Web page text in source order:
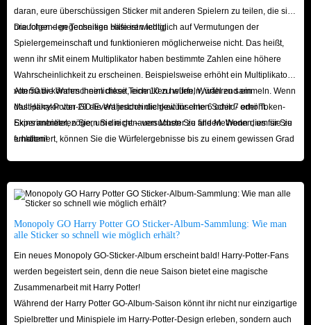
daran, eure überschüssigen Sticker mit anderen Spielern zu teilen, die sie
brauchen – gegenseitige Hilfe ist wichtig.
Die folgenden Techniken basieren lediglich auf Vermutungen der
Spielergemeinschaft und funktionieren möglicherweise nicht. Das heißt,
wenn ihr sMit einem Multiplikator haben bestimmte Zahlen eine höhere
Wahrscheinlichkeit zu erscheinen. Beispielsweise erhöht ein Multiplikator
von 50 die Wahrscheinlichkeit, eine 10 zu würfeln, während ein
Multiplikator von 20 die Wahrscheinlichkeit für eine 6 oder 7 erhöht.
Experimentieren Sie, um die genauen Muster zu finden. Wenn dies für Sie
funktioniert, können Sie die Würfelergebnisse bis zu einem gewissen Grad
Alternativ können Ihnen diese Techniken helfen, Würfel zu sammeln. Wenn
das Harry-Potter-GO-Event jedoch die gewünschten Schild- oder Token-
Skins anbietet, zögern Sie nicht – versuchen Sie alle Methoden, um sie zu
erhalten!
Monopoly GO Harry Potter GO Sticker-Album-Sammlung: Wie man
alle Sticker so schnell wie möglich erhält?
Ein neues Monopoly GO-Sticker-Album erscheint bald! Harry-Potter-Fans
werden begeistert sein, denn die neue Saison bietet eine magische
Zusammenarbeit mit Harry Potter!
Während der Harry Potter GO-Album-Saison könnt ihr nicht nur einzigartige
Spielbretter und Minispiele im Harry-Potter-Design erleben, sondern auch